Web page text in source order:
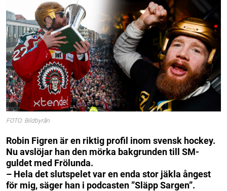
FOTO: Bildbyrån
Robin Figren är en riktig profil inom svensk hockey.
Nu avslöjar han den mörka bakgrunden till SM-
guldet med Frölunda.
– Hela det slutspelet var en enda stor jäkla ångest
för mig, säger han i podcasten ”Släpp Sargen”.